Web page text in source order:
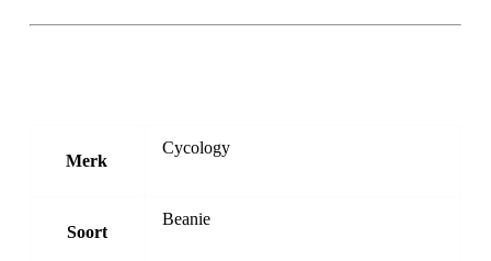
Merk
Cycology
Soort
Beanie